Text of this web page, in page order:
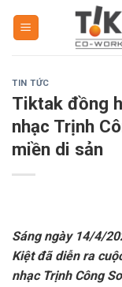
TIN TỨC
Tiktak đồng
nhạc Trịnh
miền di sản
Sáng ngày 14/4/
Kiệt đã diễn ra
nhạc Trịnh Công